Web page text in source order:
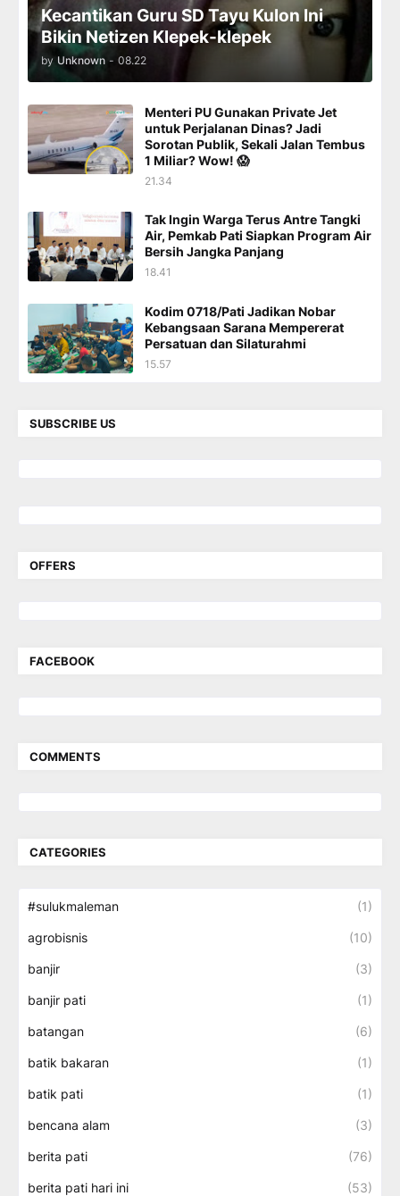
Kecantikan Guru SD Tayu Kulon Ini
Bikin Netizen Klepek-klepek
by Unknown - 08.22
Menteri PU Gunakan Private Jet
untuk Perjalanan Dinas? Jadi
Sorotan Publik, Sekali Jalan Tembus
1 Miliar? Wow! 😱
21.34
Tak Ingin Warga Terus Antre Tangki
Air, Pemkab Pati Siapkan Program Air
Bersih Jangka Panjang
18.41
Kodim 0718/Pati Jadikan Nobar
Kebangsaan Sarana Mempererat
Persatuan dan Silaturahmi
15.57
SUBSCRIBE US
OFFERS
FACEBOOK
COMMENTS
CATEGORIES
#sulukmaleman (1)
agrobisnis (10)
banjir (3)
banjir pati (1)
batangan (6)
batik bakaran (1)
batik pati (1)
bencana alam (3)
berita pati (76)
berita pati hari ini (53)